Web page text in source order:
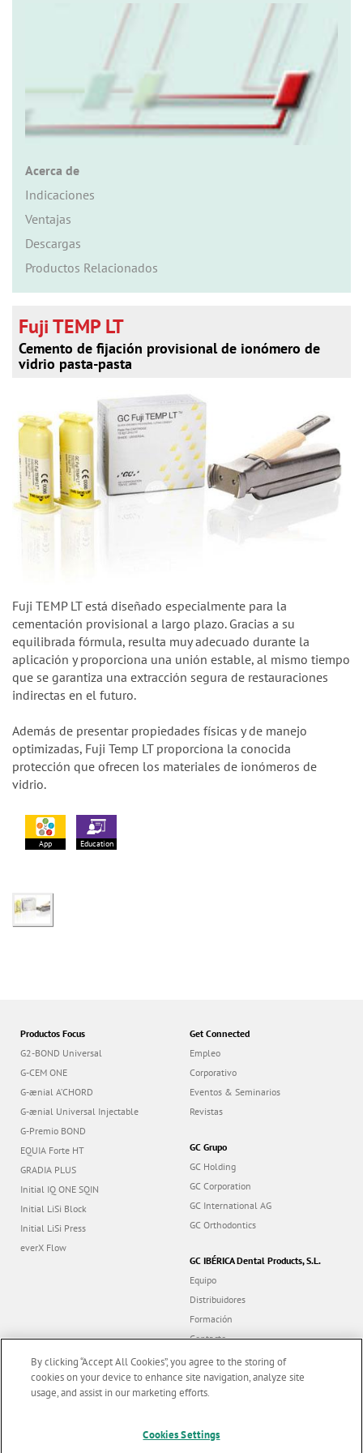
Acerca de
Indicaciones
Ventajas
Descargas
Productos Relacionados
Fuji TEMP LT
Cemento de fijación provisional de ionómero de
vidrio pasta-pasta
Fuji TEMP LT está diseñado especialmente para la
cementación provisional a largo plazo. Gracias a su
equilibrada fórmula, resulta muy adecuado durante la
aplicación y proporciona una unión estable, al mismo tiempo
que se garantiza una extracción segura de restauraciones
indirectas en el futuro.
Además de presentar propiedades físicas y de manejo
optimizadas, Fuji Temp LT proporciona la conocida
protección que ofrecen los materiales de ionómeros de
vidrio.
App Education
Productos Focus
G2-BOND Universal
G-CEM ONE
G-ænial A’CHORD
G-ænial Universal Injectable
G-Premio BOND
EQUIA Forte HT
GRADIA PLUS
Initial IQ ONE SQIN
Initial LiSi Block
Initial LiSi Press
everX Flow
Get Connected
Empleo
Corporativo
Eventos & Seminarios
Revistas
GC Grupo
GC Holding
GC Corporation
GC International AG
GC Orthodontics
GC IBÉRICA Dental Products, S.L.
Equipo
Distribuidores
Formación
Contacto
Dealer portal
By clicking “Accept All Cookies”, you agree to the storing of
cookies on your device to enhance site navigation, analyze site
usage, and assist in our marketing efforts.
Cookies Settings